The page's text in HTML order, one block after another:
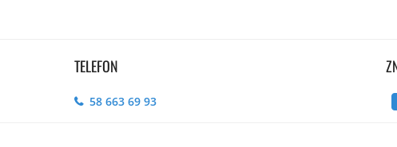
TELEFON
58 663 69 93